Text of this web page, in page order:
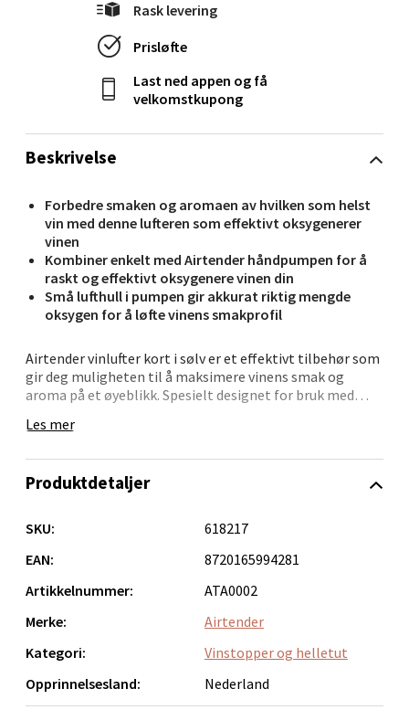
Beskrivelse
Forbedre smaken og aromaen av hvilken som helst
vin med denne lufteren som effektivt oksygenerer
vinen
Kombiner enkelt med Airtender håndpumpen for å
raskt og effektivt oksygenere vinen din
Små lufthull i pumpen gir akkurat riktig mengde
oksygen for å løfte vinens smakprofil
Airtender vinlufter kort i sølv er et effektivt tilbehør som
gir deg muligheten til å maksimere vinens smak og
aroma på et øyeblikk. Spesielt designet for bruk med
gjennom en rekke små lufthull, noe som sikrer at vinen
glass vin uten ventetid, slik at du kan nyte vinens fulle
ønsker en rask og effektiv metode for å forbedre vinens
profesjonelle resultater hver gang.
Les mer
Rask levering
Prisløfte
Last ned appen og få
velkomstkupong
Produktdetaljer
SKU:
618217
EAN:
8720165994281
Artikkelnummer:
ATA0002
Merke:
Airtender
Kategori:
Vinstopper og helletut
Opprinnelsesland:
Nederland
Torget 1, 6413 Molde
Åpent i dag 10-20
0 i butikk
Narvik - Thon Senter Malmporten
Bolagsgata 1, 8514 Narvik
Åpent i dag 10-20
0 i butikk
Bergen - Oasen Senter
Folke Bernadottes vei 52, 5147 Fyllingsdalen
Åpent i dag 10-21
Oppdal - Aunasenteret